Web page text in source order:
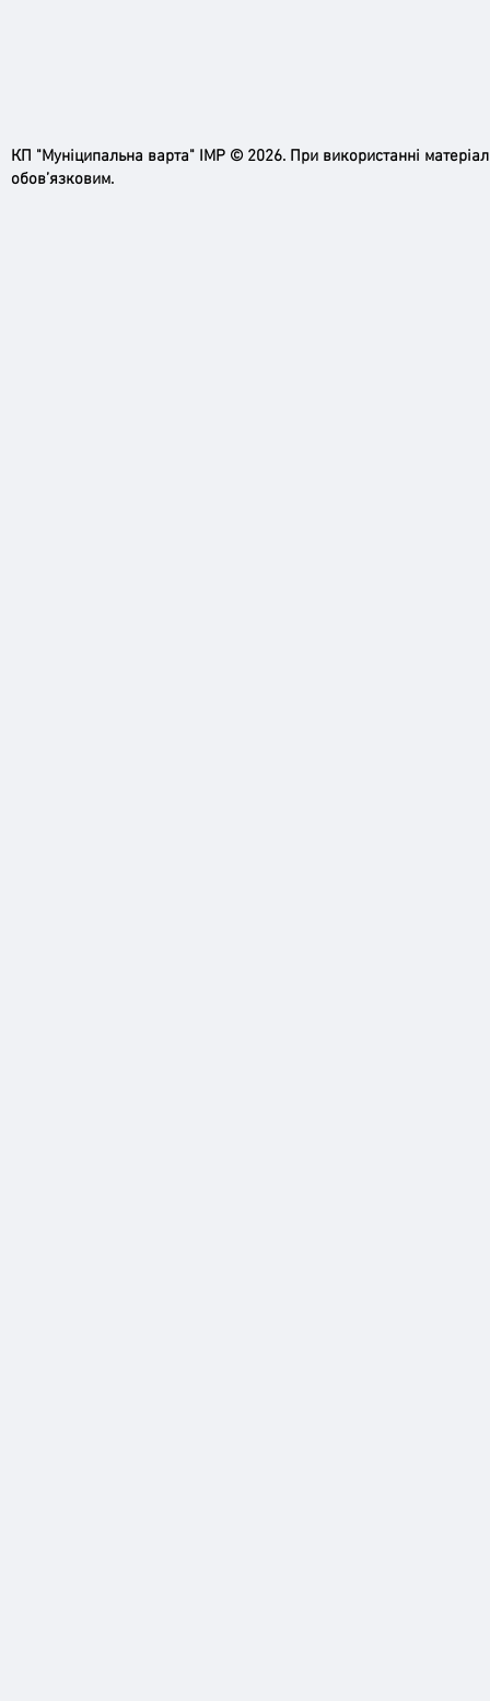
КП "Муніципальна варта" ІМР © 2026. При використанні
обов’язковим.